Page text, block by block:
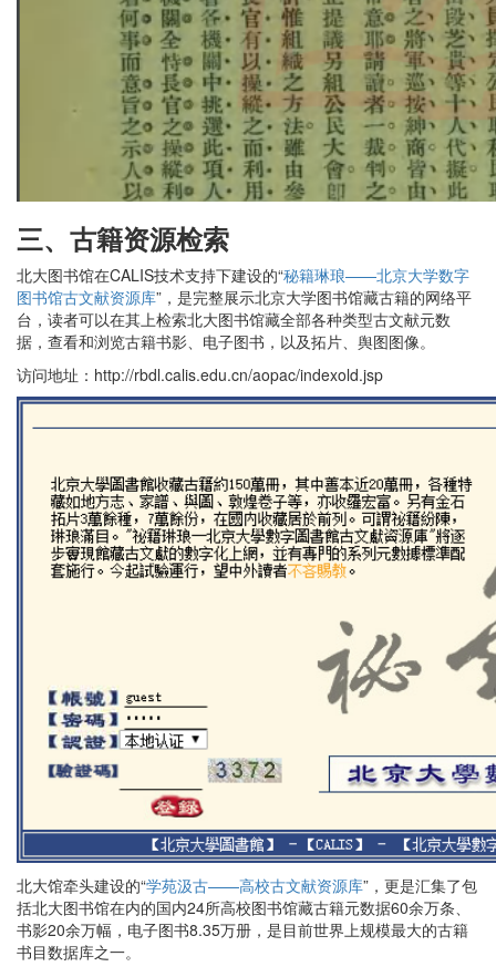
三、古籍资源检索
北大图书馆在CALIS技术支持下建设的“秘籍琳琅——北京大学数字
图书馆古文献资源库”，是完整展示北京大学图书馆藏古籍的网络平
台，读者可以在其上检索北大图书馆藏全部各种类型古文献元数
据，查看和浏览古籍书影、电子图书，以及拓片、舆图图像。
访问地址：http://rbdl.calis.edu.cn/aopac/indexold.jsp
北大馆牵头建设的“学苑汲古——高校古文献资源库”，更是汇集了包
括北大图书馆在内的国内24所高校图书馆藏古籍元数据60余万条、
书影20余万幅，电子图书8.35万册，是目前世界上规模最大的古籍
书目数据库之一。